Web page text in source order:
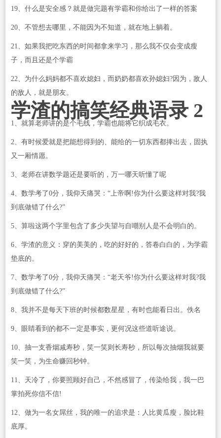
19、什么是安全感？就是做完题有学霸和你给出了一样的答案
20、不管想去哪里，不能因为不知道，就在地上躺着。
21、如果我把吃东西的时间都拿来学习，那么我不仅会变成瘦
子，而且还是个学霸
22、为什么妈妈都不喜欢媳妇，而奶奶都喜欢孙媳妇?因为，敌人
的敌人，就是朋友。
学渣的搞笑经典语录 2
1、就算老师讲的是个毛线，学霸也能将它织成毛衣。
2、有时候爱就是把能想得到的、能给的一切东西都捧出去，固执
又一厢情愿。
3、老师在讲数学题还是要听的，万一哪天听懂了呢
4、数学考了0分，我仰天痛哭：“上帝啊!你为什么要这样对我?我
到底做错了什么?”
5、算啦这两个字里包含了多少失望与自嘲别人是不会明白的。
6、学渣的意义：穿的美美的，吃的好好的，答卷白白的，为学霸
垫底的。
7、数学考了0分，我仰天痛哭：“老天爷!你为什么要这样对我?我
到底做错了什么?”
8、我并不是每天下班的时候都数星星，有时也能看日出。佚名
9、眼睛看到的都不一定是事实，更何况这些道听途说。
10、抽一支香烟减寿秒，笑一笑则长寿秒，所以每次抽烟我就要
笑一笑，为生命赚回秒钟。
11、天冷了，你要照顾好自己，不然感冒了，传染给我，我一巴
掌拍死你信不信!
12、做为一名女屌丝，我的唯一的追求是：人比黄瓜瘦，脸比鞋
底厚。